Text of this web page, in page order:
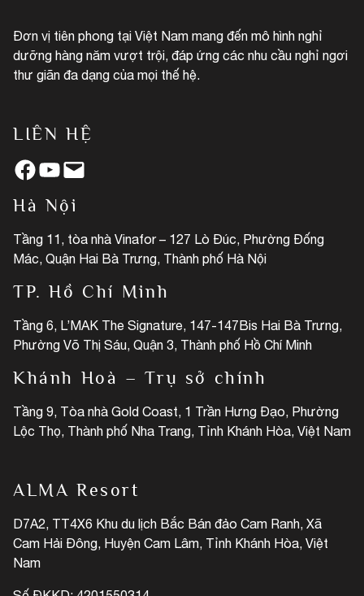
Đơn vị tiên phong tại Việt Nam mang đến mô hình nghỉ
dưỡng hàng năm vượt trội, đáp ứng các nhu cầu nghỉ ngơi
thư giãn đa dạng của mọi thế hệ.
LIÊN HỆ
Facebook YouTube Mail
Hà Nội
Tầng 11, tòa nhà Vinafor – 127 Lò Đúc, Phường Đống
Mác, Quận Hai Bà Trưng, Thành phố Hà Nội
TP. Hồ Chí Minh
Tầng 6, L’MAK The Signature, 147-147Bis Hai Bà Trưng,
Phường Võ Thị Sáu, Quận 3, Thành phố Hồ Chí Minh
Khánh Hoà – Trụ sở chính
Tầng 9, Tòa nhà Gold Coast, 1 Trần Hưng Đạo, Phường
Lộc Thọ, Thành phố Nha Trang, Tỉnh Khánh Hòa, Việt Nam
ALMA Resort
D7A2, TT4X6 Khu du lịch Bắc Bán đảo Cam Ranh, Xã
Cam Hải Đông, Huyện Cam Lâm, Tỉnh Khánh Hòa, Việt
Nam